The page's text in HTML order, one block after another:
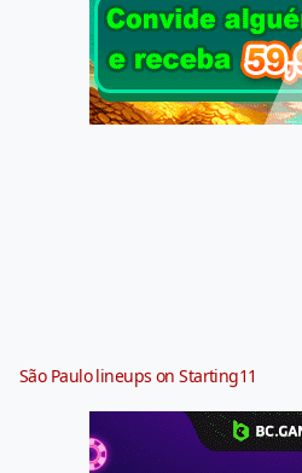
São Paulo lineups on Starting11